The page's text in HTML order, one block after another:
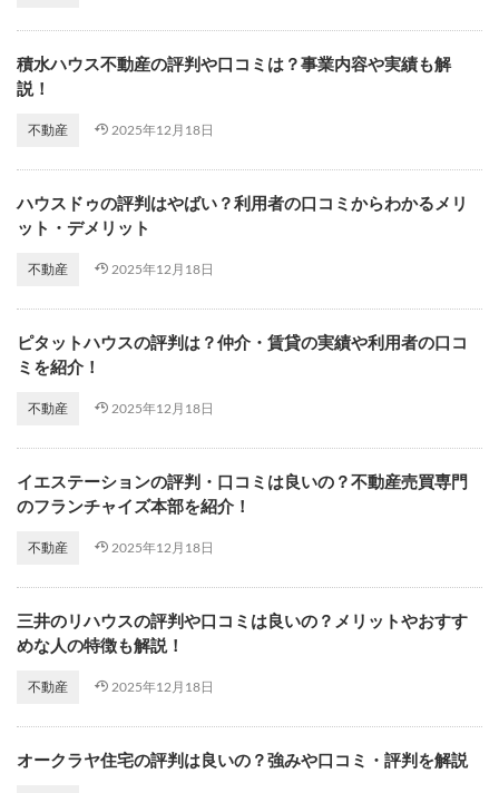
積水ハウス不動産の評判や口コミは？事業内容や実績も解
説！
不動産 2025年12月18日
ハウスドゥの評判はやばい？利用者の口コミからわかるメリ
ット・デメリット
不動産 2025年12月18日
ピタットハウスの評判は？仲介・賃貸の実績や利用者の口コ
ミを紹介！
不動産 2025年12月18日
イエステーションの評判・口コミは良いの？不動産売買専門
のフランチャイズ本部を紹介！
不動産 2025年12月18日
三井のリハウスの評判や口コミは良いの？メリットやおすす
めな人の特徴も解説！
不動産 2025年12月18日
オークラヤ住宅の評判は良いの？強みや口コミ・評判を解説